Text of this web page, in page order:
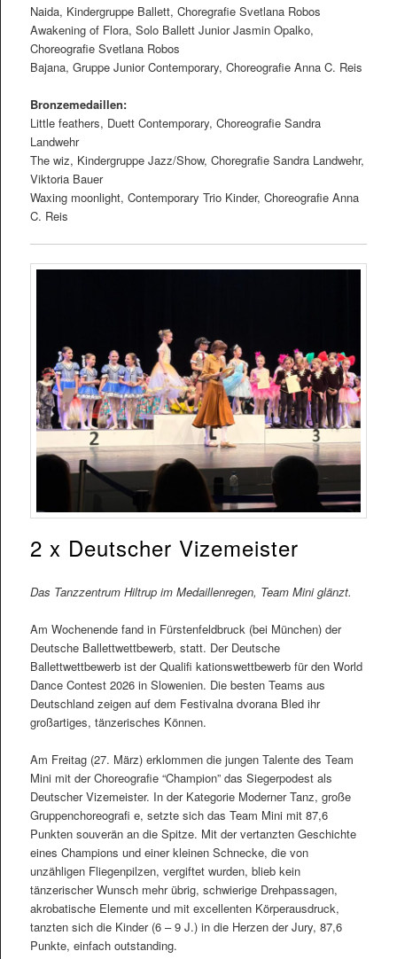
Naida, Kindergruppe Ballett, Choregraﬁe Svetlana Robos
Awakening of Flora, Solo Ballett Junior Jasmin Opalko,
Choreograﬁe Svetlana Robos
Bajana, Gruppe Junior Contemporary, Choreograﬁe Anna C. Reis
Bronzemedaillen:
Little feathers, Duett Contemporary, Choreograﬁe Sandra
Landwehr
The wiz, Kindergruppe Jazz/Show, Choregraﬁe Sandra Landwehr,
Viktoria Bauer
Waxing moonlight, Contemporary Trio Kinder, Choreograﬁe Anna
C. Reis
2 x Deutscher Vizemeister
Das Tanzzentrum Hiltrup im Medaillenregen, Team Mini glänzt.
Am Wochenende fand in Fürstenfeldbruck (bei München) der
Deutsche Ballettwettbewerb, statt. Der Deutsche
Ballettwettbewerb ist der Qualifi kationswettbewerb für den World
Dance Contest 2026 in Slowenien. Die besten Teams aus
Deutschland zeigen auf dem Festivalna dvorana Bled ihr
großartiges, tänzerisches Können.
Am Freitag (27. März) erklommen die jungen Talente des Team
Mini mit der Choreografie “Champion” das Siegerpodest als
Deutscher Vizemeister. In der Kategorie Moderner Tanz, große
Gruppenchoreografi e, setzte sich das Team Mini mit 87,6
Punkten souverän an die Spitze. Mit der vertanzten Geschichte
eines Champions und einer kleinen Schnecke, die von
unzähligen Fliegenpilzen, vergiftet wurden, blieb kein
tänzerischer Wunsch mehr übrig, schwierige Drehpassagen,
akrobatische Elemente und mit excellenten Körperausdruck,
tanzten sich die Kinder (6 – 9 J.) in die Herzen der Jury, 87,6
Punkte, einfach outstanding.